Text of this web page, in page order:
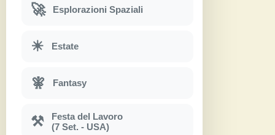
🚀 Esplorazioni Spaziali
☀ Estate
🧚 Fantasy
⚒
Festa del Lavoro
(7 Set. - USA)